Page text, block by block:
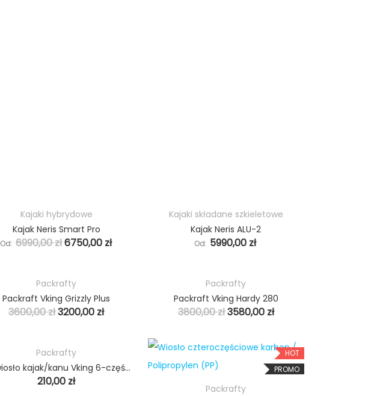
Kajaki hybrydowe
Kajak Neris Smart Pro
Od: 6990,00zł6750,00 zł
Kajaki składane szkieletowe
Kajak Neris ALU-2
Od: 5990,00 zł
PROMO
Packrafty
Packraft Vking Grizzly Plus
3600,00zł3200,00 zł
PROMO
Packrafty
Packraft Vking Hardy 280
3800,00zł3580,00 zł
Packrafty
2w1 wiosło kajak/kanu Vking 6-częściowe
210,00 zł
HOT
PROMO
Packrafty